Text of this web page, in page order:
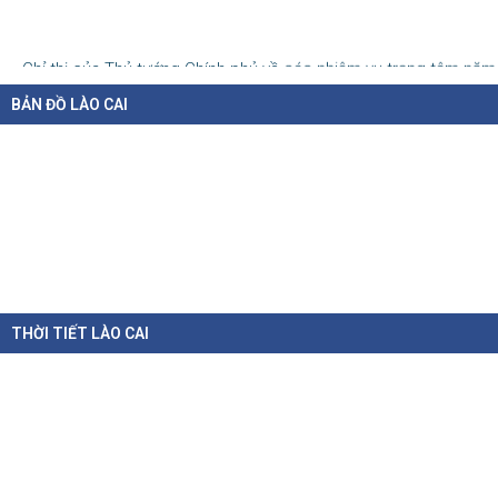
học 2026 - 2027
06-08-2026
Nghị định số 307/2026/NĐ-CP quy định chính sách hỗ trợ, khen thưởng và
tôn...
BẢN ĐỒ LÀO CAI
THỜI TIẾT LÀO CAI